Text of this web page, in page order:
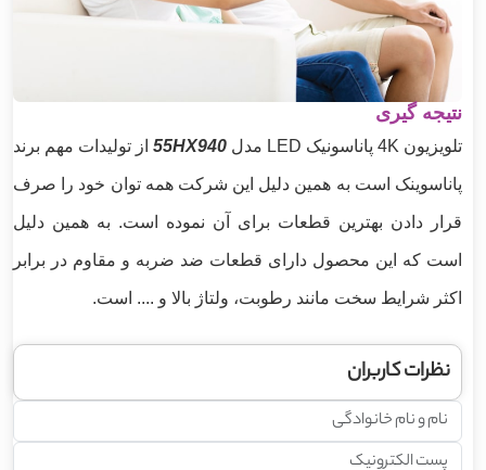
نتیجه گیری
تلویزیون 4K پاناسونیک LED مدل 55HX940 از تولیدات مهم برند
پاناسوینک است به همین دلیل این شرکت همه توان خود را صرف
قرار دادن بهترین قطعات برای آن نموده است. به همین دلیل
است که این محصول دارای قطعات ضد ضربه و مقاوم در برابر
اکثر شرایط سخت مانند رطوبت، ولتاژ بالا و .... است.
نظرات کاربران